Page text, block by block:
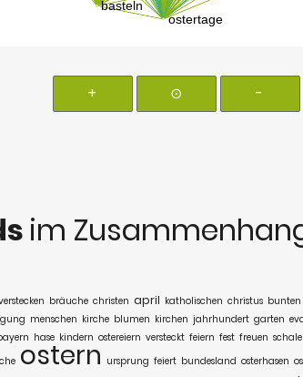
+ ⊙ -
im
bräuche christen april katholischen christus bunten
menschen kirche blumen kirchen jahrhundert garten
hase kindern ostereiern versteckt feiern fest freuen schale
ostern ursprung feiert bundesland osterhasen